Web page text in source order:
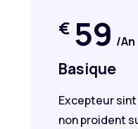
€ 59 /An
Basique
Excepteur
non proident